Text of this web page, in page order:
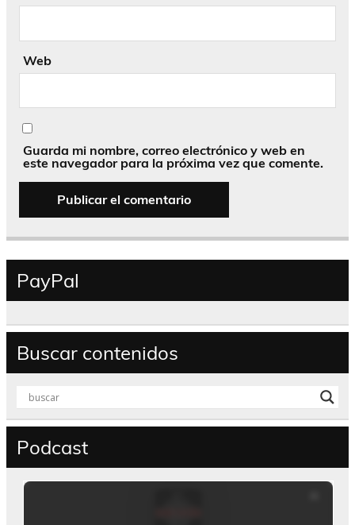
Web
Guarda mi nombre, correo electrónico y web en
este navegador para la próxima vez que comente.
PayPal
Buscar contenidos
Podcast